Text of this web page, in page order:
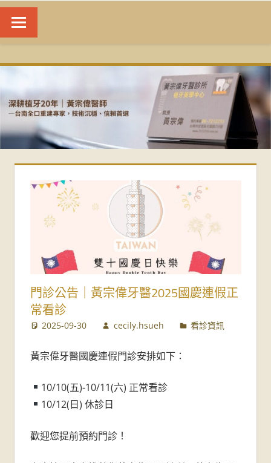
台
南
植
牙
|
黃
宗
偉
牙
醫
診
所-
台
門診公告｜黃宗偉牙醫2025國慶連假正
常看診
2025-09-30 cecily.hsueh 看診資訊
黃宗偉牙醫國慶連假門診安排如下：
10/10(五)-10/11(六) 正常看診
10/12(日) 休診日
歡迎您提前預約門診！